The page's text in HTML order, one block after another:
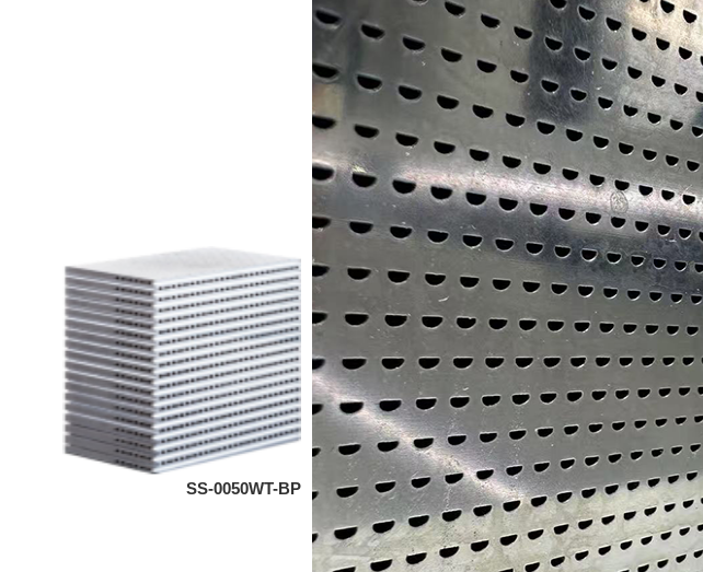
SS-0050WT-BP